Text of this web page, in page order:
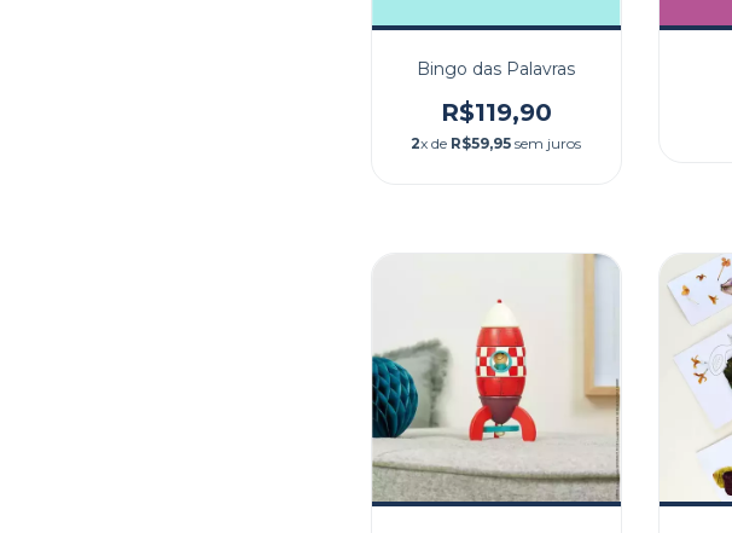
Bingo das Palavras
R$119,90
2x de R$59,95 sem juros